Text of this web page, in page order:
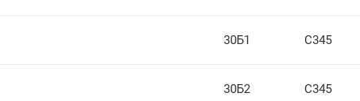
30Б1 С345
30Б2 С345